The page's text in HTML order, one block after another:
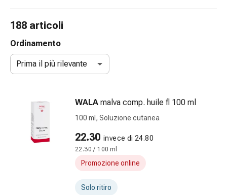
Doccia
nasale
Fazzoletti
per
Raffreddore
Irritazione
e
lesioni
Bende
Compresse
188 articoli
Ordinamento
Prima il più rilevante
WALA malva comp. huile fl 100 ml
100 ml, Soluzione cutanea
22.30 invece di 24.80
22.30 / 100 ml
Promozione online
Solo ritiro